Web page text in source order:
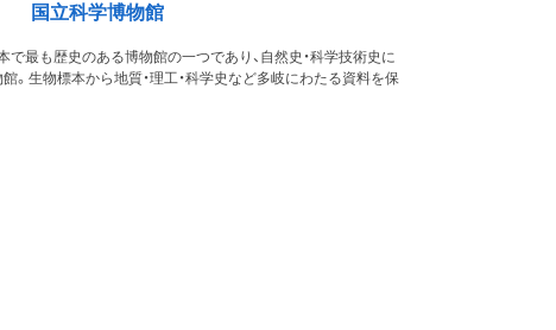
国立科学博物館
で最も歴史のある博物館の一つであり、自然史・科学技術史に
。生物標本から地質・理工・科学史など多岐にわたる資料を保